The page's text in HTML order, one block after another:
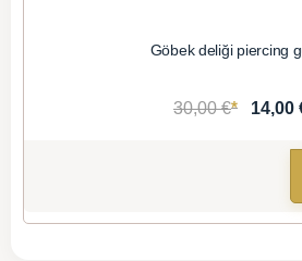
Göbek deliği piercing
30,00 €* 14,00